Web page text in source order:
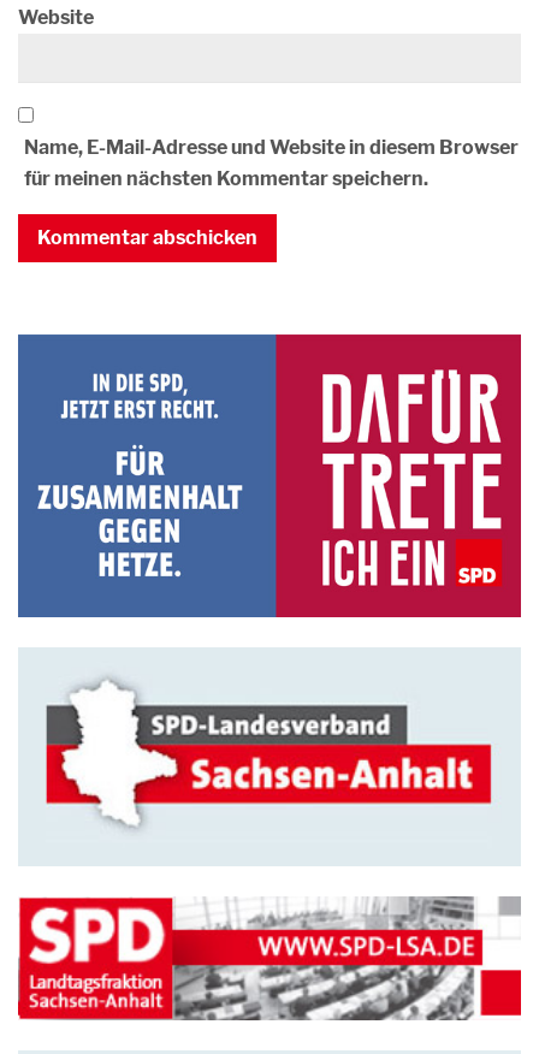
Website
Name, E-Mail-Adresse und Website in diesem Browser
für meinen nächsten Kommentar speichern.